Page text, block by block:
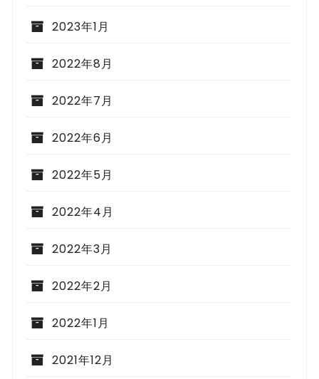
2023年1月
2022年8月
2022年7月
2022年6月
2022年5月
2022年4月
2022年3月
2022年2月
2022年1月
2021年12月